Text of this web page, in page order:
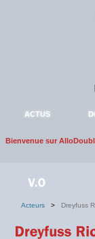
ACTUS
Bienvenue sur
Acteurs > Dreyfuss